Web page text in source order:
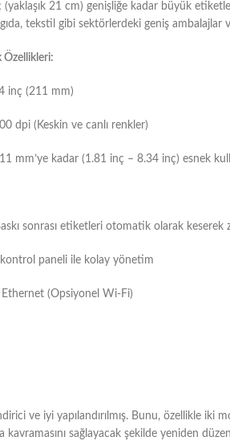
(yaklaşık 21 cm) genişliğe kadar büyük
gıda, tekstil gibi sektörlerdeki geniş ambalajlar
Özellikleri:
inç (211 mm)
dpi (Keskin ve canlı renkler)
mm’ye kadar (1.81 inç – 8.34 inç) esnek
sonrası etiketleri otomatik olarak keserek
paneli ile kolay yönetim
(Opsiyonel Wi-Fi)
ve iyi yapılandırılmış. Bunu, özellikle iki
kavramasını sağlayacak şekilde yeniden